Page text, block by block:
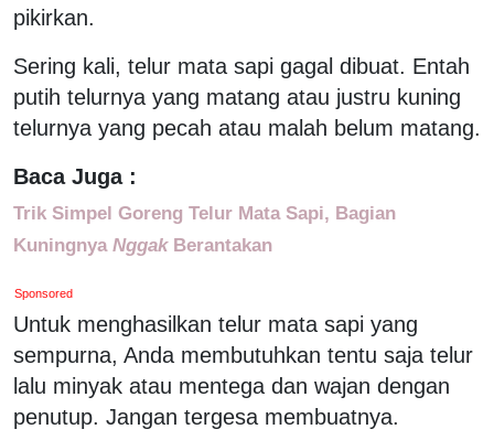
pikirkan.
Sering kali, telur mata sapi gagal dibuat. Entah
putih telurnya yang matang atau justru kuning
telurnya yang pecah atau malah belum matang.
Baca Juga :
Trik Simpel Goreng Telur Mata Sapi, Bagian
Kuningnya NggakBerantakan
Sponsored
Untuk menghasilkan telur mata sapi yang
sempurna, Anda membutuhkan tentu saja telur
lalu minyak atau mentega dan wajan dengan
penutup. Jangan tergesa membuatnya.